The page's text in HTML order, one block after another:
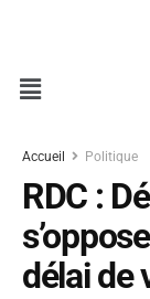
Accueil Politique
RDC :
délai de